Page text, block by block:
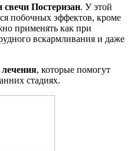
свечи Постеризан. У этой
побочных эффектов, кроме
применять как при
вскармливания и даже
, которые помогут
стадиях.